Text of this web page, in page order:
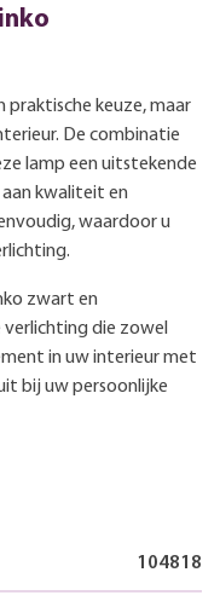
praktische keuze, maar
De combinatie
lamp een uitstekende
kwaliteit en
waardoor u
zwart en
die zowel
in uw interieur met
bij uw persoonlijke
104818